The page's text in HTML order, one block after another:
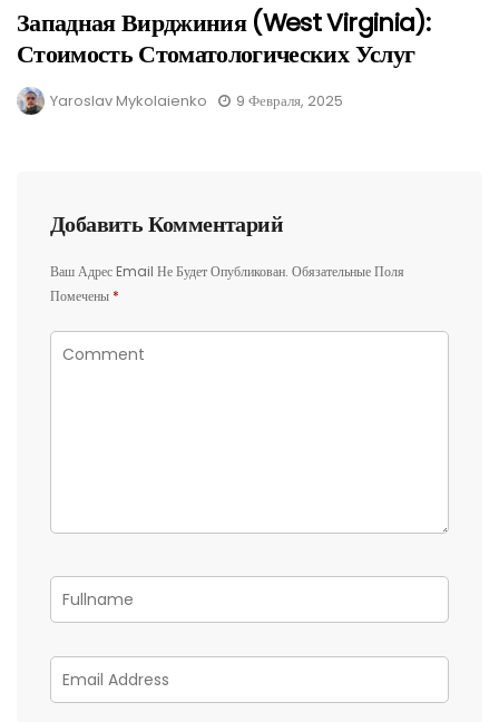
Западная Вирджиния (West Virginia):
Стоимость Стоматологических Услуг
Yaroslav Mykolaienko 9 Февраля, 2025
Добавить Комментарий
Ваш Адрес Email Не Будет Опубликован. Обязательные Поля
Помечены *